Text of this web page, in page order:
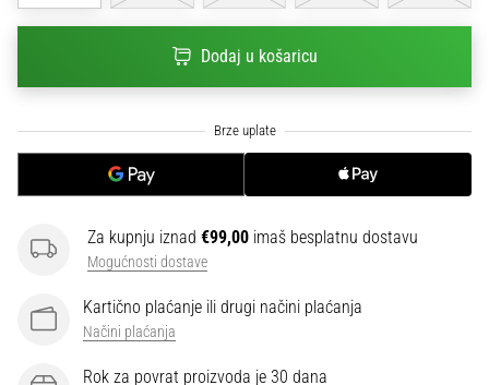
dresovima
Nike,
i
PUMA.
utakmice,
sve
Dodaj u košaricu
Za kupnju iznad €99,00 imaš besplatnu dostavu
Mogućnosti dostave
Kartično plaćanje ili drugi načini plaćanja
Načini plaćanja
Rok za povrat proizvoda je 30 dana